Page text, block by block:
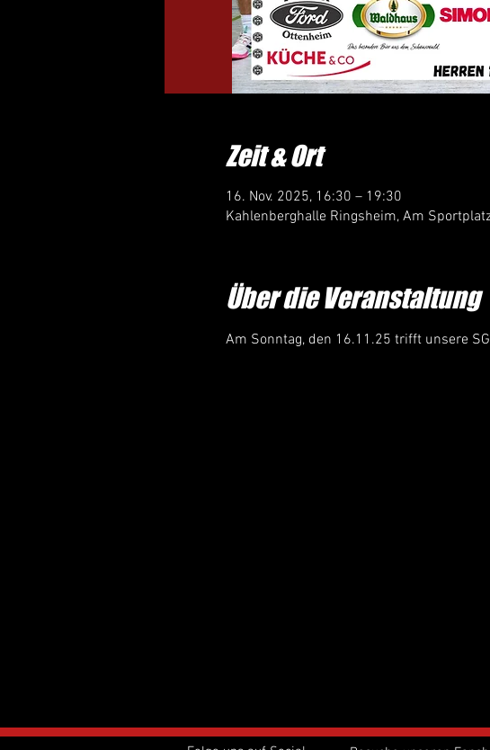
Zeit & Ort
16. Nov. 2025, 16:30 – 19:30
Kahlenberghalle Ringsheim, Am
Über die Veranstaltung
Am Sonntag, den 16.11.25 trifft unsere